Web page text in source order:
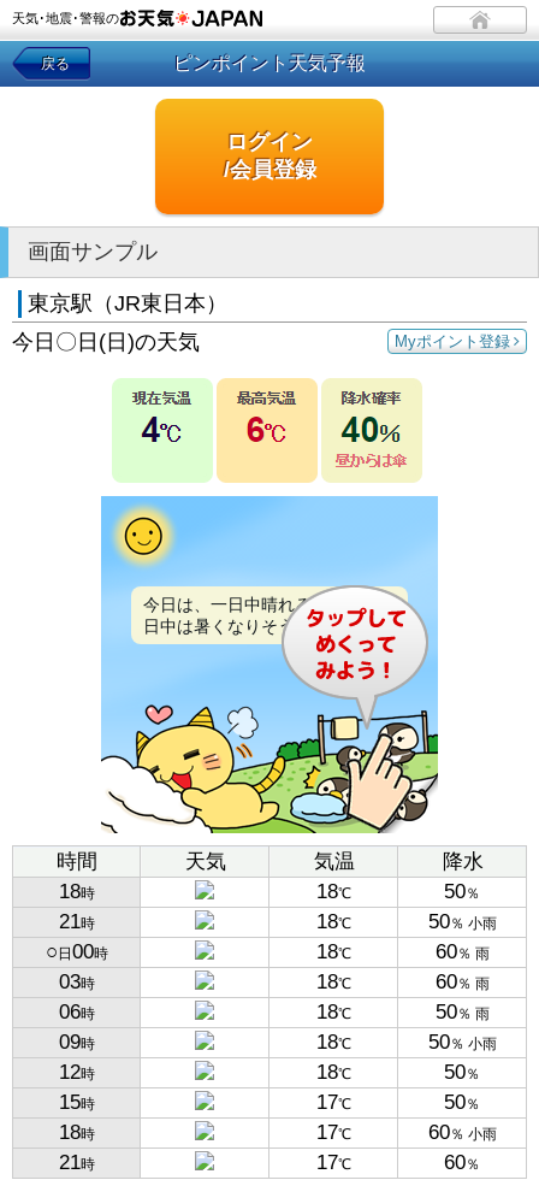
天気･地震･警報の
戻る ピンポイント天気予報
ログイン
/会員登録
画面サンプル
東京駅（JR東日本）
Myポイント登録
今日〇日(日)の天気
今日は、一日中晴れるでしょう。
日中は暑くなりそうです。
時間 天気 気温
降水
18時 18℃ 50％
21時 18℃ 50％ 小雨
○ 日 00時 18℃ 60％ 雨
03時 18℃ 60％ 雨
06時 18℃ 50％ 雨
09時 18℃ 50％ 小雨
12時 18℃ 50％
15時 17℃ 50％
18時 17℃ 60％ 小雨
21時 17℃ 60％